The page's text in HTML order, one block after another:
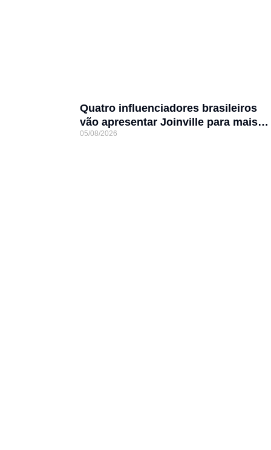
Quatro influenciadores brasileiros
vão apresentar Joinville para mais
de 3 milhões de seguidores
05/08/2026